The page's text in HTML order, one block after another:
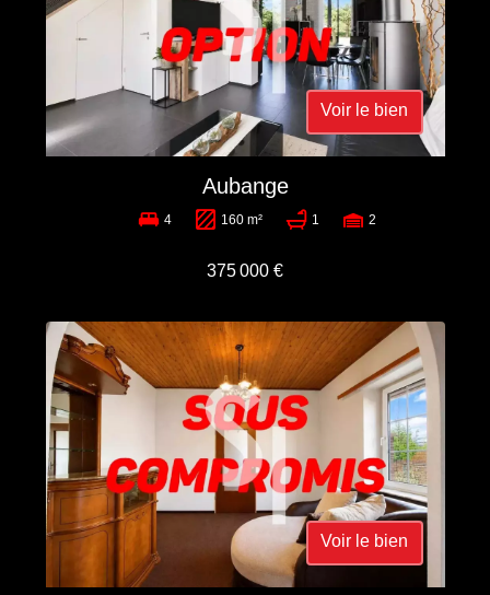
Voir le bien
Aubange
4 160 m² 1 2
375 000 €
Voir le bien